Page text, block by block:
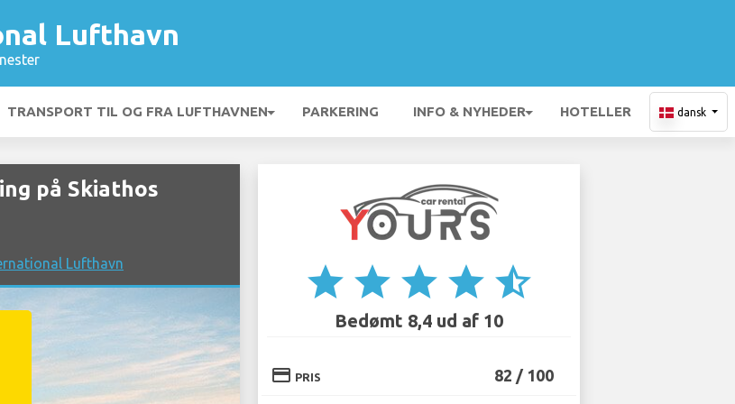
Lufthavn
TRANSPORT TIL OG FRA LUFTHAVNEN PARKERING INFO & NYHEDER HOTELLER dansk
på Skiathos
Lufthavn
star star star star star_half
Bedømt 8,4 ud af 10
credit_card PRIS 82 / 100